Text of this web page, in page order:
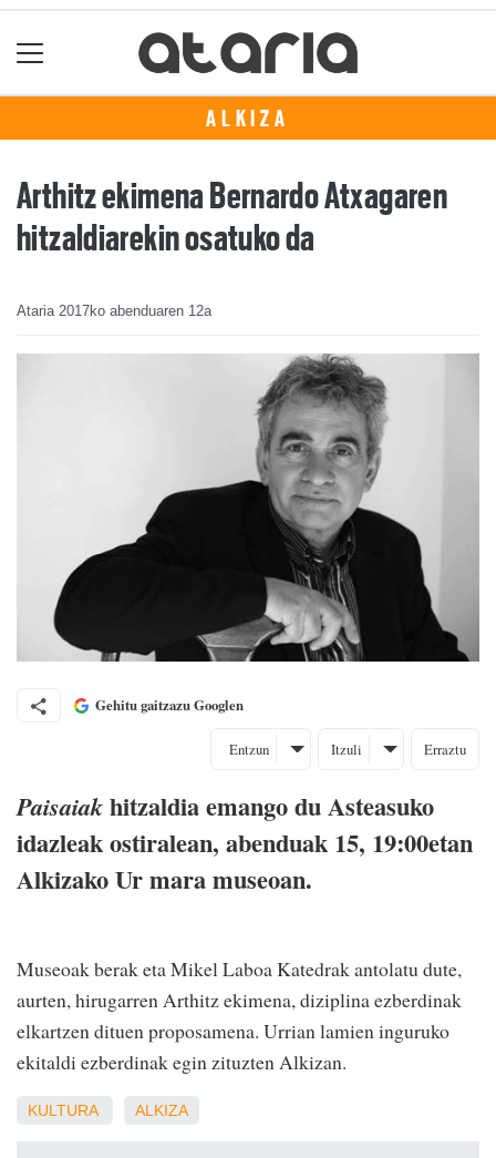
ALKIZA
Arthitz ekimena Bernardo Atxagaren
hitzaldiarekin osatuko da
Ataria 2017ko abenduaren 12a
Gehitu gaitzazu Googlen
Entzun Itzuli Erraztu
Paisaiakhitzaldia emango du Asteasuko
idazleak ostiralean, abenduak 15, 19:00etan
Alkizako Ur mara museoan.
Museoak berak eta Mikel Laboa Katedrak antolatu dute,
aurten, hirugarren Arthitz ekimena, diziplina ezberdinak
elkartzen dituen proposamena. Urrian lamien inguruko
ekitaldi ezberdinak egin zituzten Alkizan.
KULTURA ALKIZA